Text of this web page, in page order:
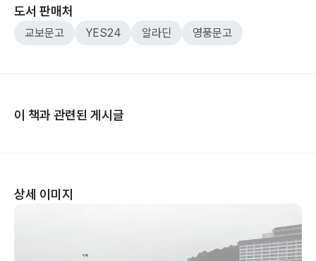
도서 판매처
교보문고 YES24 알라딘 영풍문고
이 책과 관련된 게시글
상세 이미지